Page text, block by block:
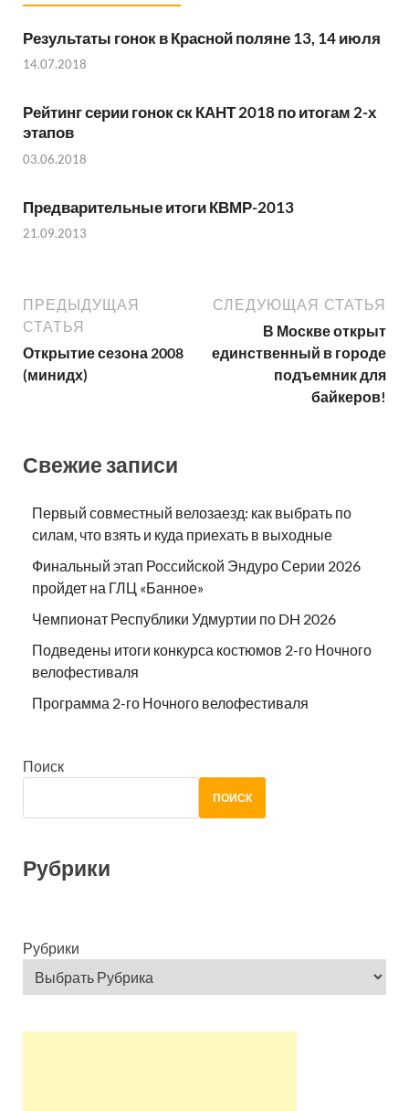
Результаты гонок в Красной поляне 13, 14 июля
14.07.2018
Рейтинг серии гонок ск КАНТ 2018 по итогам 2-х
этапов
03.06.2018
Предварительные итоги КВМР-2013
21.09.2013
ПРЕДЫДУЩАЯ
СТАТЬЯ
Открытие сезона 2008
(минидх)
СЛЕДУЮЩАЯ СТАТЬЯ
В Москве открыт
единственный в городе
подъемник для
байкеров!
Свежие записи
Первый совместный велозаезд: как выбрать по
силам, что взять и куда приехать в выходные
Финальный этап Российской Эндуро Серии 2026
пройдет на ГЛЦ «Банное»
Чемпионат Республики Удмуртии по DH 2026
Подведены итоги конкурса костюмов 2-го Ночного
велофестиваля
Программа 2-го Ночного велофестиваля
Поиск
ПОИСК
Рубрики
Рубрики